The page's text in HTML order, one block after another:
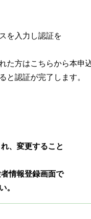
を入力し認証を
た方はこちらから本申
認証が完了します。
、変更すること
情報登録画面で
。